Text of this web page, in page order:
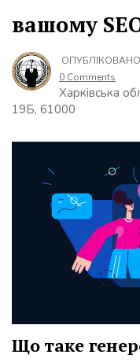
вашому
ОПУБЛІКОВАНО
0 Comments
Харківська
19Б, 61000
Що таке